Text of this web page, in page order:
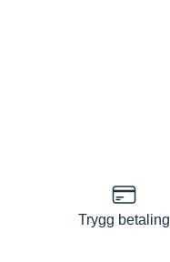
Trygg betaling